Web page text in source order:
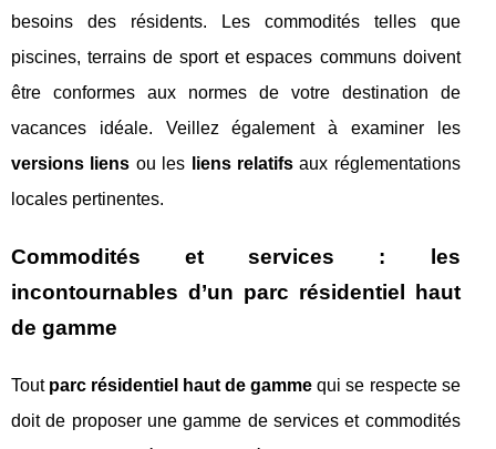
besoins des résidents. Les commodités telles que
piscines, terrains de sport et espaces communs doivent
être conformes aux normes de votre destination de
vacances idéale. Veillez également à examiner les
versions liens ou les liens relatifsaux réglementations
locales pertinentes.
Commodités et services : les
incontournables d’un parc résidentiel haut
de gamme
Tout parc résidentiel haut de gamme qui se respecte se
doit de proposer une gamme de services et commodités